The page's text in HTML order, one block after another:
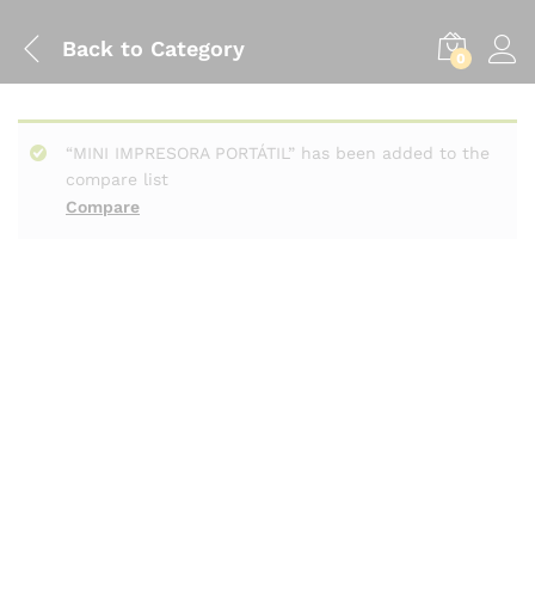
Back to Category 0
Compare
“MINI IMPRESORA PORTÁTIL” has been added to the
compare list